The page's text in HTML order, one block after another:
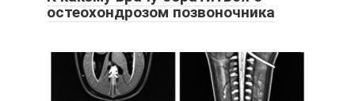
остеохондрозом позвоночника